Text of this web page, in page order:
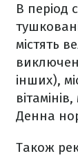
В період
містять
інших),
Денна
Також